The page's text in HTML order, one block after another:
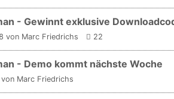
- Gewinnt exklusive
von Marc Friedrichs 22
- Demo kommt nächste Woche
von Marc Friedrichs